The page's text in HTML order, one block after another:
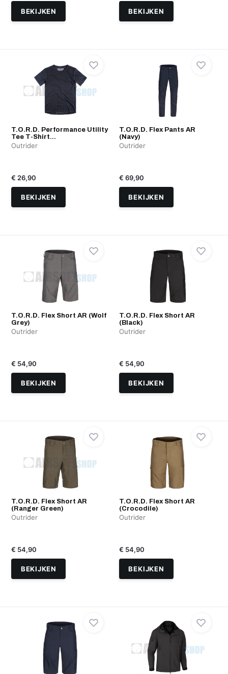
BEKIJKEN BEKIJKEN
T.O.R.D. Performance Utility
Tee T-Shirt...
Outrider
€ 26,90
BEKIJKEN
T.O.R.D. Flex Pants AR
(Navy)
Outrider
€ 69,90
BEKIJKEN
T.O.R.D. Flex Short AR (Wolf
Grey)
Outrider
€ 54,90
BEKIJKEN
T.O.R.D. Flex Short AR
(Black)
Outrider
€ 54,90
BEKIJKEN
T.O.R.D. Flex Short AR
(Ranger Green)
Outrider
€ 54,90
BEKIJKEN
T.O.R.D. Flex Short AR
(Crocodile)
Outrider
€ 54,90
BEKIJKEN